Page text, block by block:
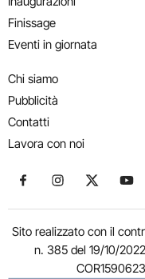
Finissage
Eventi in giornata
Chi siamo
Pubblicità
Contatti
Lavora con noi
Seguici su Facebook
Seguici su
Seguici
Sito realizzato con il
n. 385 del 19/10/